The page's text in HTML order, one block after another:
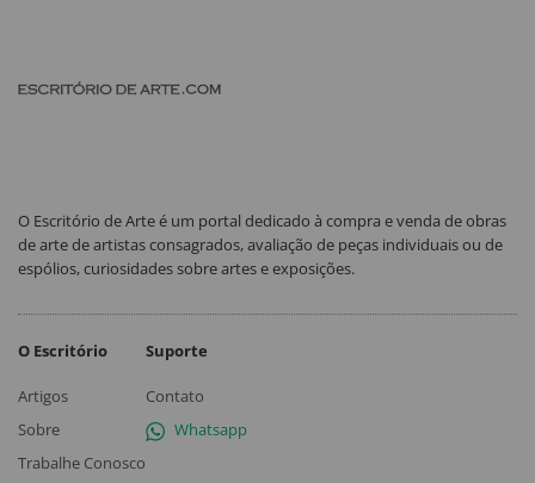
O Escritório de Arte é um portal dedicado à compra e venda de obras
de arte de artistas consagrados, avaliação de peças individuais ou de
espólios, curiosidades sobre artes e exposições.
O Escritório
Artigos
Sobre
Trabalhe Conosco
Suporte
Contato
Whatsapp